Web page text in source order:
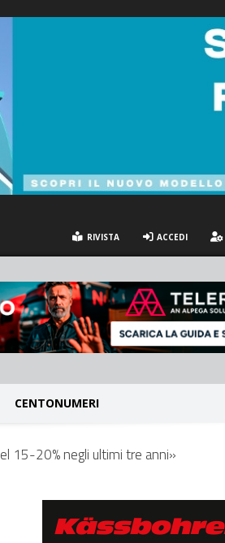
RIVISTA ACCEDI
CENTONUMERI
15-20% negli ultimi tre anni»